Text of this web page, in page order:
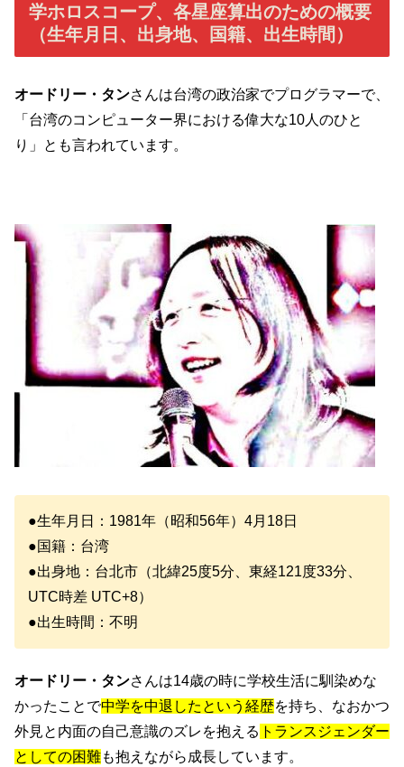
学ホロスコープ、各星座算出のための概要
（生年月日、出身地、国籍、出生時間）
オードリー・タンさんは台湾の政治家でプログラマーで、
「台湾のコンピューター界における偉大な10人のひと
り」とも言われています。
●生年月日：1981年（昭和56年）4月18日
●国籍：台湾
●出身地：台北市（北緯25度5分、東経121度33分、
UTC時差 UTC+8）
●出生時間：不明
オードリー・タンさんは14歳の時に学校生活に馴染めな
かったことで中学を中退したという経歴を持ち、なおかつ
外見と内面の自己意識のズレを抱える トランスジェンダー
としての困難も抱えながら成長しています。